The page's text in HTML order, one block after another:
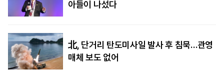
아들이 나섰다
北, 단거리 탄도미사일 발사 후 침묵…관영
매체 보도 없어